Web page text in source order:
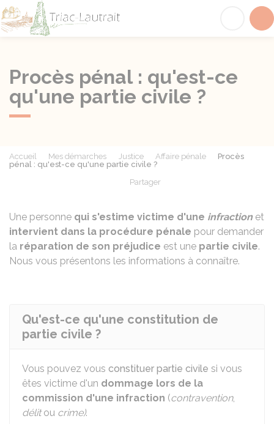
Procès pénal : qu'est-ce
qu'une partie civile ?
Accueil Mes démarches Justice Affaire pénale
Procès
pénal : qu'est-ce qu'une partie civile ?
Partager
Une personne qui s'estime victime d'une infractionet
intervient dans la procédure pénale pour demander
la réparation de son préjudice est une partie civile.
Nous vous présentons les informations à connaître.
Qu'est-ce qu'une constitution de
partie civile ?
Vous pouvez vous constituer partie civile si vous
êtes victime d'un dommage lors de la
commission d'une infraction (contravention,
délitou crime).